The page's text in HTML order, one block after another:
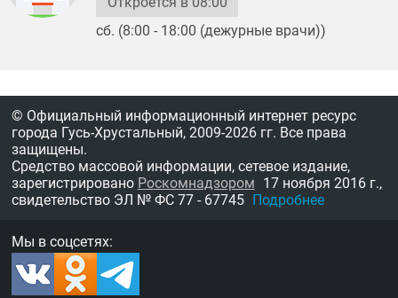
сб. (8:00 - 18:00 (дежурные врачи))
© Официальный информационный интернет ресурс
города Гусь-Хрустальный, 2009-2026 гг. Все права
защищены.
Средство массовой информации, сетевое издание,
зарегистрировано Роскомнадзором 17 ноября 2016 г.,
свидетельство ЭЛ № ФС 77 - 67745 Подробнее
Мы в соцсетях: